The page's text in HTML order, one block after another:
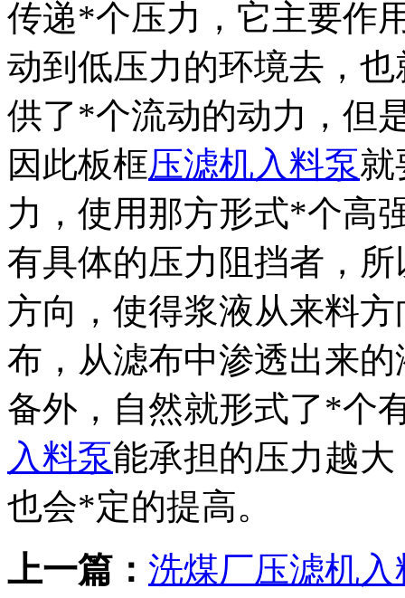
传递*个压力，它主要作
动到低压力的环境去，
供了*个流动的动力，但
因此板框压滤机入料泵就
力，使用那方形式*个高
有具体的压力阻挡者，
方向，使得浆液从来料
布，从滤布中渗透出来
备外，自然就形式了*个
入料泵能承担的压力越
也会*定的提高。
上一篇： 洗煤厂压滤机